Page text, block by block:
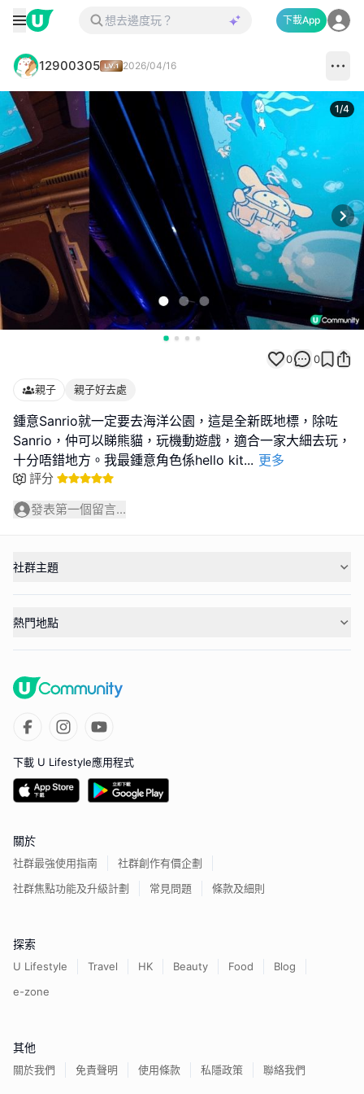
下載App
12900305 2026/04/16
1/4
0 0
親子 親子好去處
鍾意Sanrio就一定要去海洋公園，這是全新既地標，除咗
Sanrio，仲可以睇熊貓，玩機動遊戲，適合一家大細去玩，
十分唔錯地方。我最鍾意角色係hello kit... 更多
評分
發表第一個留言...
社群主題
熱門地點
下載 U Lifestyle應用程式
關於
社群最強使用指南
社群創作有價企劃
社群焦點功能及升級計劃
常見問題 條款及細則
探索
U Lifestyle Travel HK Beauty Food
Blog
e-zone
其他
關於我們 免責聲明 使用條款 私隱政策 聯絡我們